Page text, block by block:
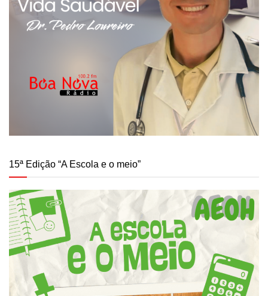
15ª Edição “A Escola e o meio”